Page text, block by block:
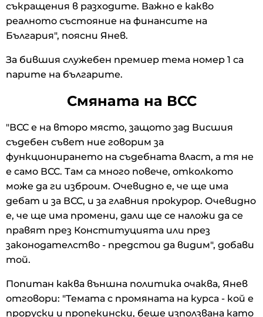
съкращения в разходите. Важно е какво
реалното състояние на финансите на
България", поясни Янев.
За бившия служебен премиер тема номер 1 са
парите на българите.
Смяната на ВСС
"ВСС е на второ място, защото зад Висшия
съдебен съвет ние говорим за
функционирането на съдебната власт, а тя не
е само ВСС. Там са много повече, отколкото
може да ги изброим. Очевидно е, че ще има
дебат и за ВСС, и за главния прокурор. Очевидно
е, че ще има промени, дали ще се наложи да се
правят през Конституцията или през
законодателство - предстои да видим", добави
той.
Попитан каква външна политика очаква, Янев
отговори: "Темата с промяната на курса - кой е
проруски и пропекински, беше използвана като